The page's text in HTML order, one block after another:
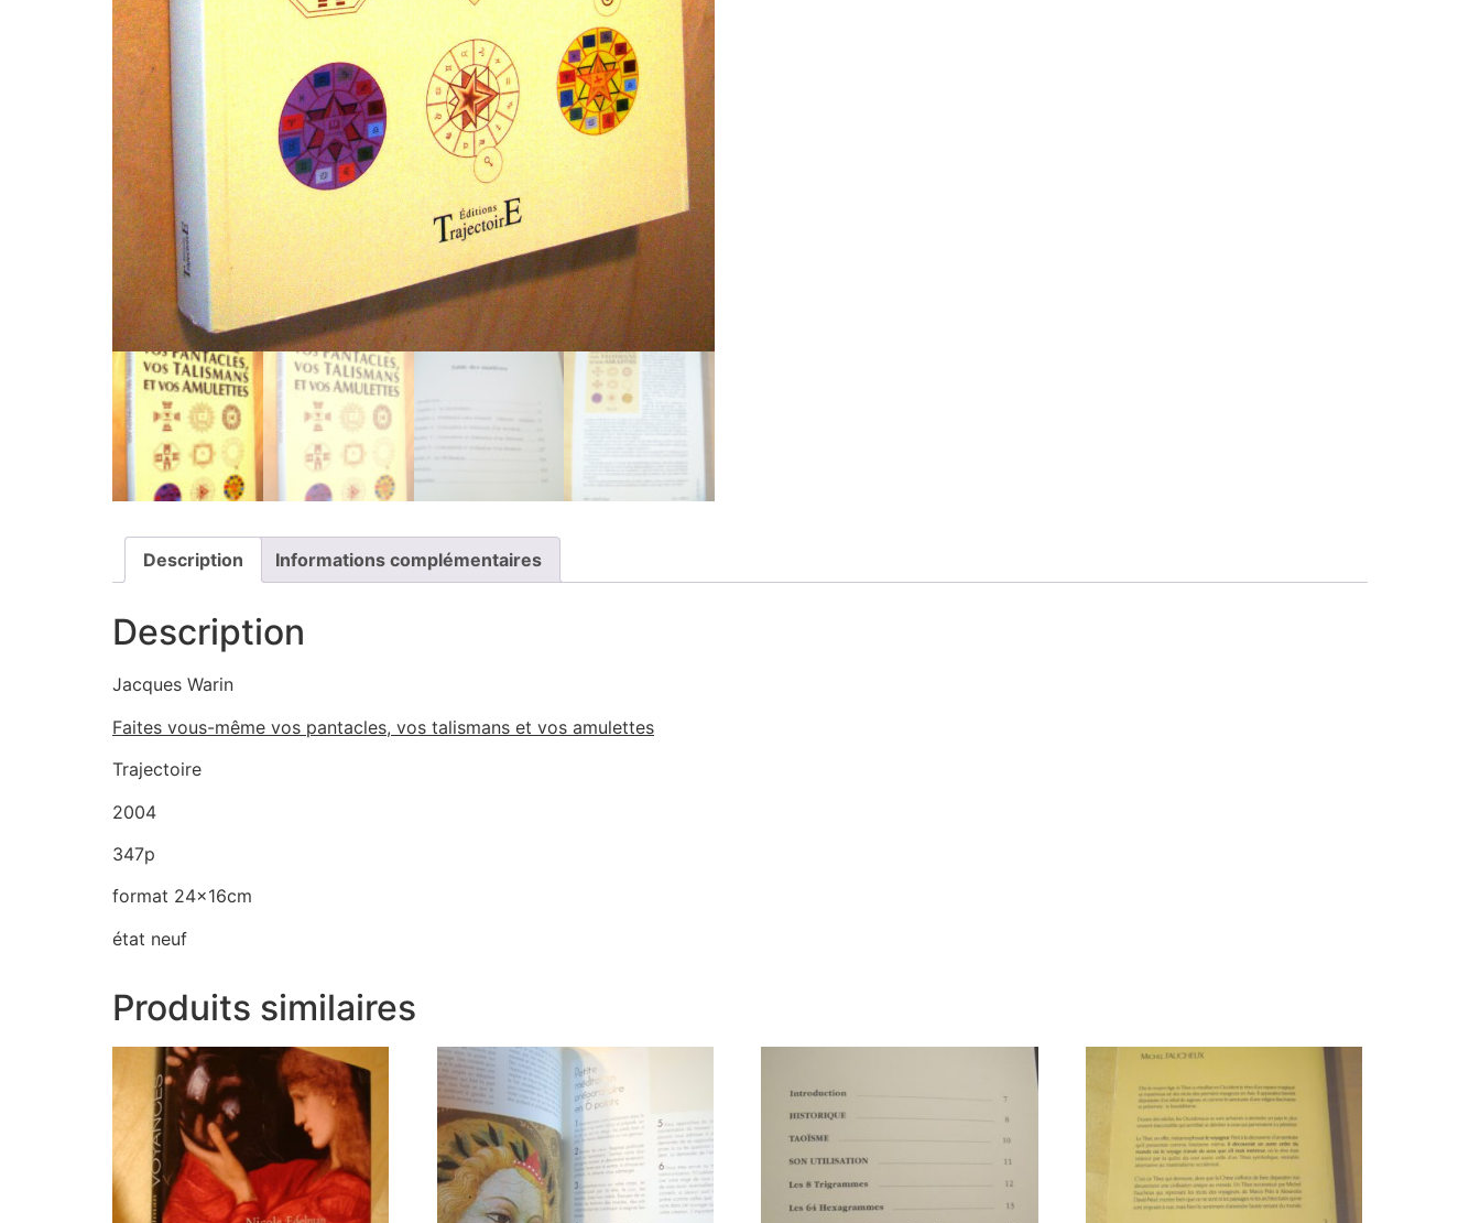
Description Informations complémentaires
Description
Jacques Warin
Faites vous-même vos pantacles, vos talismans et vos amulettes
Trajectoire
2004
347p
format 24x16cm
état neuf
Produits similaires